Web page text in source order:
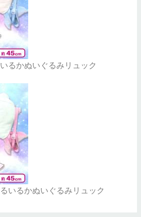
るかぬいぐるみリュック
いるかぬいぐるみリュック